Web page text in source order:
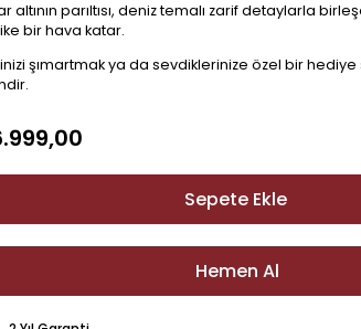
altının parıltısı, deniz temalı zarif detaylarla
bir hava katar.
şımartmak ya da sevdiklerinize özel bir